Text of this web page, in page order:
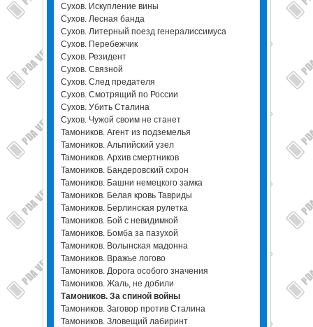
Сухов. Искупление вины
Сухов. Лесная банда
Сухов. Литерный поезд генералиссимуса
Сухов. Перебежчик
Сухов. Резидент
Сухов. Связной
Сухов. След предателя
Сухов. Смотрящий по России
Сухов. Убить Сталина
Сухов. Чужой своим не станет
Тамоников. Агент из подземелья
Тамоников. Альпийский узел
Тамоников. Архив смертников
Тамоников. Бандеровский схрон
Тамоников. Башни немецкого замка
Тамоников. Белая кровь Тавриды
Тамоников. Берлинская рулетка
Тамоников. Бой с невидимкой
Тамоников. Бомба за пазухой
Тамоников. Волынская мадонна
Тамоников. Вражье логово
Тамоников. Дорога особого значения
Тамоников. Жаль, не добили
Тамоников. За спиной войны
Тамоников. Заговор против Сталина
Тамоников. Зловещий лабиринт